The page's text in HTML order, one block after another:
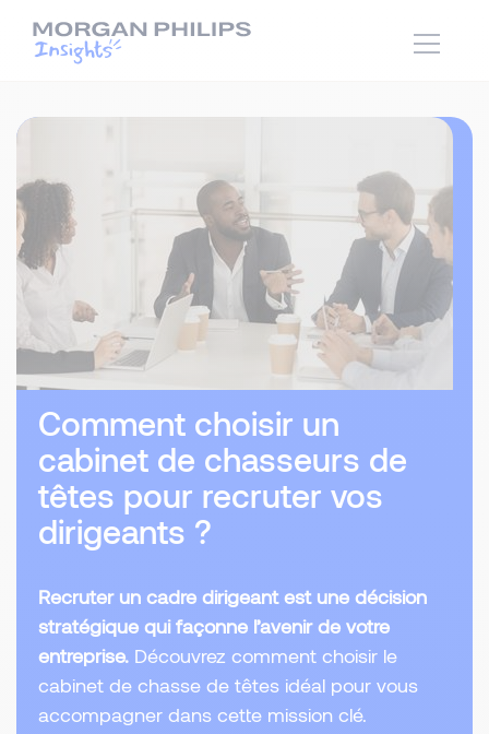
Comment choisir un
cabinet de chasseurs de
têtes pour recruter vos
dirigeants ?
Recruter un cadre dirigeant est une décision
stratégique qui façonne l’avenir de votre
entreprise. Découvrez comment choisir le
cabinet de chasse de têtes idéal pour vous
accompagner dans cette mission clé.